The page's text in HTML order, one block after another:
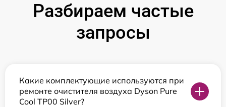
Разбираем частые
запросы
Какие комплектующие используются при
ремонте очистителя воздуха Dyson Pure
Cool TP00 Silver?